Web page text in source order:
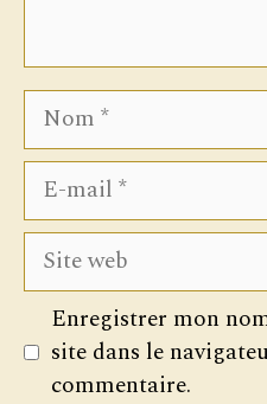
Nom
E-
mail
Site
web
Enregistrer mon
site dans le
commentaire.